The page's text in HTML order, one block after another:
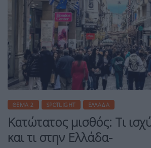
ΘΈΜΑ 2 SPOTLIGHT ΕΛΛΆΔΑ
Κατώτατος μισθός: Τι
και τι στην Ελλάδα-